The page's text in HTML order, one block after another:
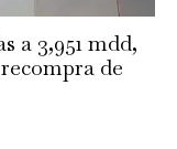
a 3,951 mdd,
de